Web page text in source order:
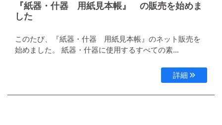
『紙器・什器 用紙見本帳』 の販売を始めま
した
このたび、『紙器・什器 用紙見本帳』のネット販売を
始めました。 紙器・什器に使用するすべての素...
詳細